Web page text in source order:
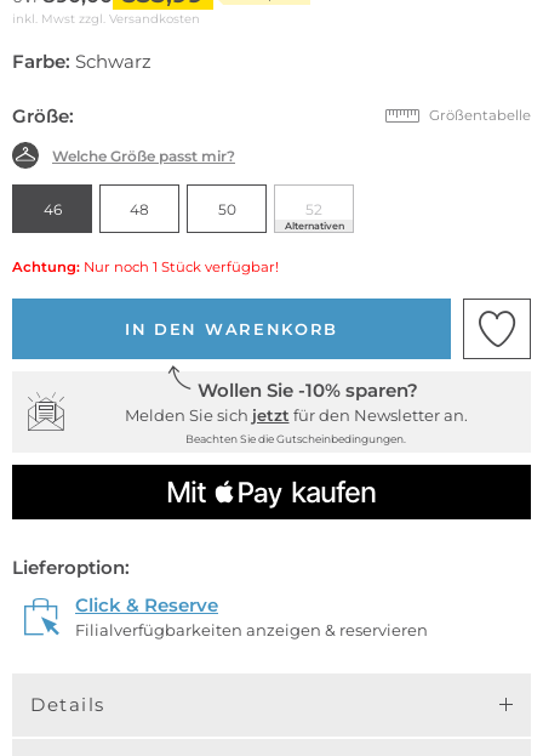
inkl. Mwst zzgl. Versandkosten
Farbe: Schwarz
Größe: Größentabelle
Welche Größe passt mir?
46 48 50 52
Alternativen
Achtung: Nur noch 1 Stück verfügbar!
IN DEN WARENKORB
Wollen Sie -10% sparen?
Melden Sie sich jetzt für den Newsletter an.
Beachten Sie die Gutscheinbedingungen.
Lieferoption:
Click & Reserve
Filialverfügbarkeiten anzeigen & reservieren
Details